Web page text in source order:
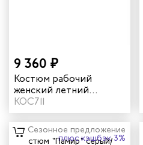
9 360 ₽
Костюм рабочий
женский летний
"Кранц" цвет маренго/
черный/голубой
КОС711
Сезонное предложение
плюс кэшбэк 3%